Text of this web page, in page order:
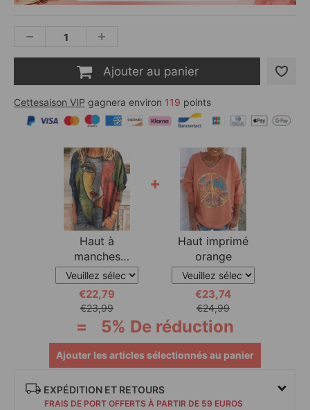
Ajouter au panier
Cettesaison VIP gagnera environ 119 points
Haut à
manches
longues et
imprimé de
€22,79
€23,99
+
Haut imprimé
orange
€23,74
€24,99
= 5% De réduction
Ajouter les articles sélectionnés au panier
EXPÉDITION ET RETOURS
FRAIS DE PORT OFFERTS À PARTIR DE 59 EUROS